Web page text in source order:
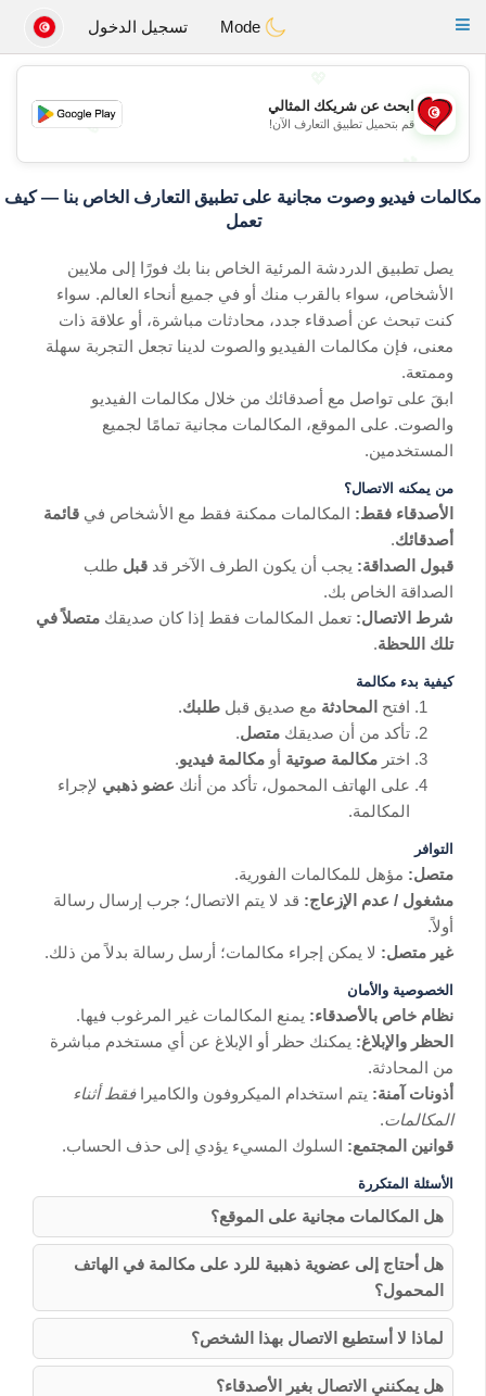
Tunisia Dating
Toggle
تسجيل الدخول
💖
💕
ابحث عن شريكك المثالي
قم بتحميل تطبيق التعارف الآن!
مكالمات فيديو وصوت مجانية على تطبيق التعارف الخاص بنا — كيف
تعمل
يصل تطبيق الدردشة المرئية الخاص بنا بك فورًا إلى ملايين
الأشخاص، سواء بالقرب منك أو في جميع أنحاء العالم. سواء
كنت تبحث عن أصدقاء جدد، محادثات مباشرة، أو علاقة ذات
معنى، فإن مكالمات الفيديو والصوت لدينا تجعل التجربة سهلة
وممتعة.
ابقَ على تواصل مع أصدقائك من خلال مكالمات الفيديو
والصوت. على الموقع، المكالمات مجانية تمامًا لجميع
المستخدمين.
من يمكنه الاتصال؟
الأصدقاء فقط: المكالمات ممكنة فقط مع الأشخاص في قائمة
أصدقائك.
قبول الصداقة: يجب أن يكون الطرف الآخر قد قبل طلب
الصداقة الخاص بك.
شرط الاتصال: تعمل المكالمات فقط إذا كان صديقك متصلاً في
تلك اللحظة.
كيفية بدء مكالمة
افتح المحادثة مع صديق قبل طلبك.
تأكد من أن صديقك متصل.
اختر مكالمة صوتية أو مكالمة فيديو.
على الهاتف المحمول، تأكد من أنك عضو ذهبي لإجراء
المكالمة.
التوافر
متصل: مؤهل للمكالمات الفورية.
مشغول / عدم الإزعاج: قد لا يتم الاتصال؛ جرب إرسال رسالة
أولاً.
غير متصل: لا يمكن إجراء مكالمات؛ أرسل رسالة بدلاً من ذلك.
الخصوصية والأمان
نظام خاص بالأصدقاء: يمنع المكالمات غير المرغوب فيها.
الحظر والإبلاغ: يمكنك حظر أو الإبلاغ عن أي مستخدم مباشرة
من المحادثة.
أذونات آمنة: يتم استخدام الميكروفون والكاميرافقط أثناء
المكالمات.
قوانين المجتمع: السلوك المسيء يؤدي إلى حذف الحساب.
الأسئلة المتكررة
هل المكالمات مجانية على الموقع؟
هل أحتاج إلى عضوية ذهبية للرد على مكالمة في الهاتف
المحمول؟
لماذا لا أستطيع الاتصال بهذا الشخص؟
هل يمكنني الاتصال بغير الأصدقاء؟